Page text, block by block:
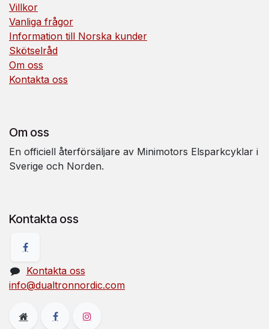
Villkor
Vanliga frågor
Information till Norska kunder
Skötselråd
Om oss
Kontakta oss
Om oss
En officiell återförsäljare av Minimotors Elsparkcyklar i
Sverige och Norden.
Kontakta oss
Kontakta oss
info@dualtronnordic.com